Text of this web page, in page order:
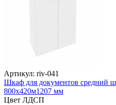
Артикул: riv-041
Шкаф для документов средний
800х420м1207 мм
Цвет ЛДСП